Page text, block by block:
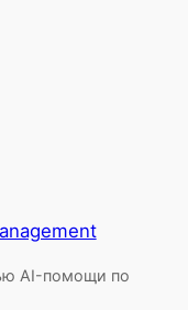
AI-помощи по